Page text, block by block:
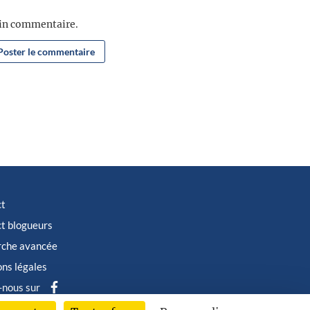
commentaire.
blogueurs
avancée
légales
sur